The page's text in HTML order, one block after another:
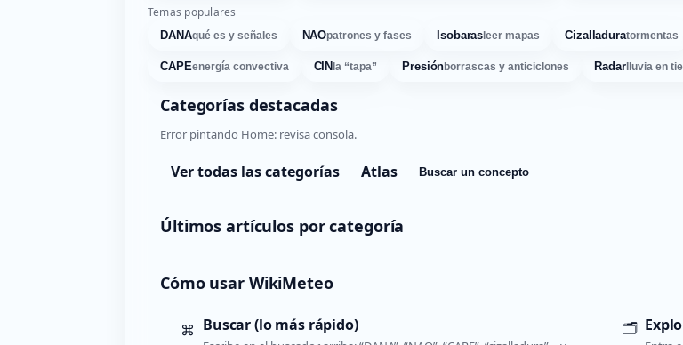
Temas populares
DANAqué es y señales NAOpatrones y fases Isobarasleer mapas Cizalladuratormentas
CAPEenergía convectiva CIN la “tapa” Presiónborrascas y anticiclones Radarlluvia en
Categorías destacadas
Error pintando Home: revisa consola.
Ver todas las categorías Atlas Buscar un concepto
Últimos artículos por categoría
Cómo usar WikiMeteo
⌘ Buscar (lo más rápido) 🗂️